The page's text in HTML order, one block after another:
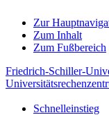
Zur
Zum Inhalt
Zum Fußbereich
Friedrich-Schiller-
Schnelleinstieg